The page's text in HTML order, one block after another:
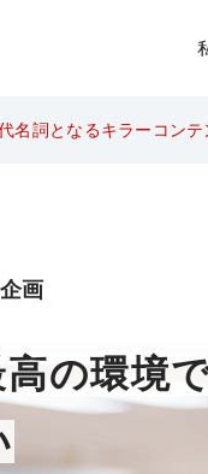
名詞となるキラーコン
画
の環境